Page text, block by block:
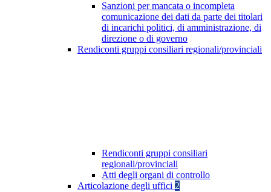
Sanzioni per mancata o incompleta
comunicazione dei dati da parte dei titolari
di incarichi politici, di amministrazione, di
direzione o di governo
Rendiconti gruppi consiliari regionali/provinciali
Rendiconti gruppi consiliari
regionali/provinciali
Atti degli organi di controllo
Articolazione degli uffici 2